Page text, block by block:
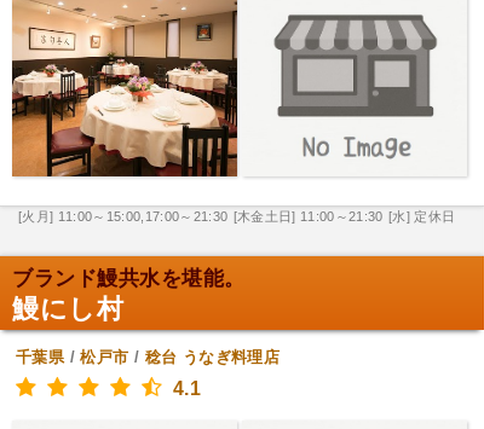
[火月] 11:00～15:00,17:00～21:30 [木金土日] 11:00～21:30 [水] 定休日
ブランド鰻共水を堪能。
鰻にし村
千葉県/松戸市 / 稔台 うなぎ料理店
4.1